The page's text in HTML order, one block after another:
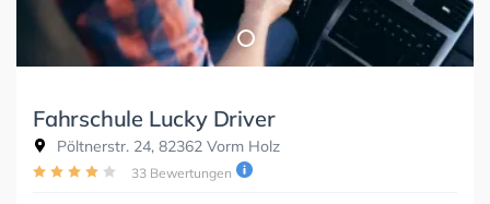
Fahrschule Lucky Driver
Pöltnerstr. 24, 82362 Vorm Holz
33 Bewertungen